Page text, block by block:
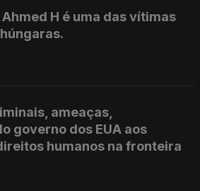
H é uma das vítimas
ameaças,
governo dos EUA aos
humanos na fronteira